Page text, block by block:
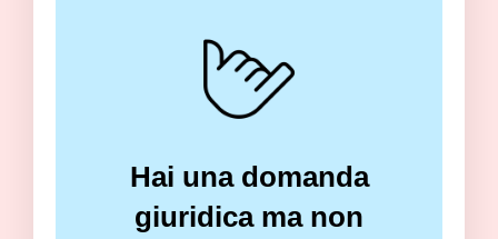
Hai una domanda
giuridica ma non